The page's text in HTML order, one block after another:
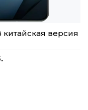
китайская версия